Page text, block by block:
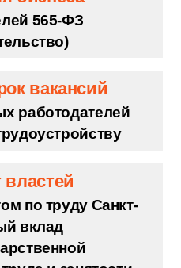
достойных
бизнеса
565-ФЗ